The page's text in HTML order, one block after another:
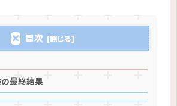
目次
最終結果